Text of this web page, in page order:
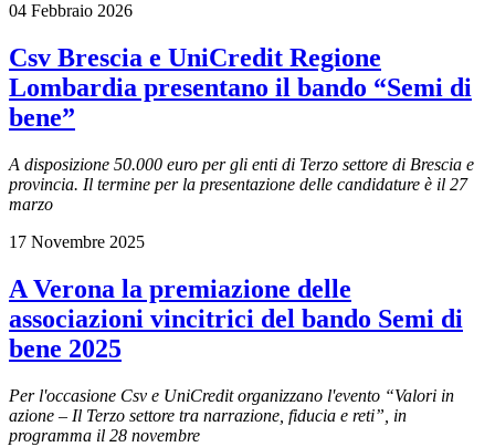
04 Febbraio 2026
Csv Brescia e UniCredit Regione
Lombardia presentano il bando “Semi di
bene”
A disposizione 50.000 euro per gli enti di Terzo settore di Brescia e
provincia. Il termine per la presentazione delle candidature è il 27
marzo
17 Novembre 2025
A Verona la premiazione delle
associazioni vincitrici del bando Semi di
bene 2025
Per l'occasione Csv e UniCredit organizzano l'evento “Valori in
azione – Il Terzo settore tra narrazione, fiducia e reti”, in
programma il 28 novembre